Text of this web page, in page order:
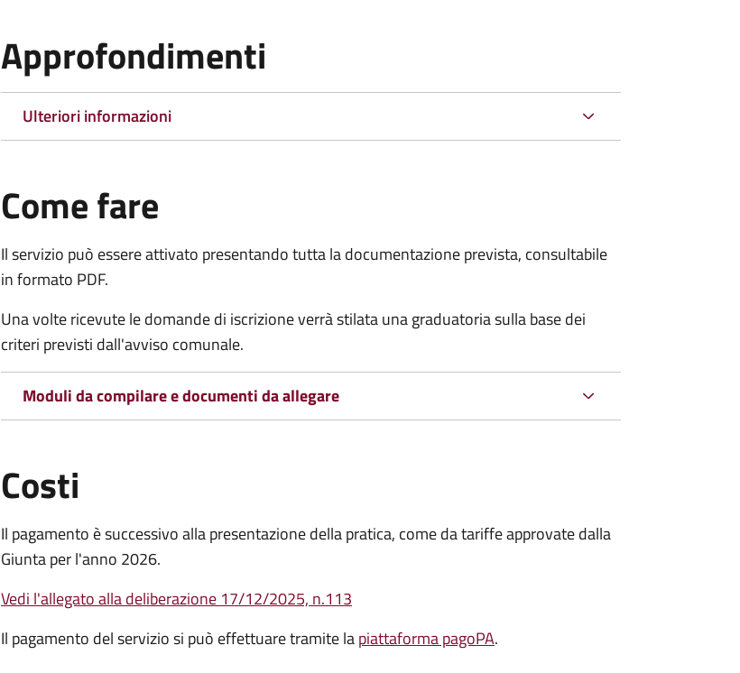
Approfondimenti
Ulteriori informazioni
Come fare
Il servizio può essere attivato presentando tutta la documentazione prevista, consultabile
in formato PDF.
Una volte ricevute le domande di iscrizione verrà stilata una graduatoria sulla base dei
criteri previsti dall'avviso comunale.
Moduli da compilare e documenti da allegare
Costi
Il pagamento è successivo alla presentazione della pratica, come da tariffe approvate dalla
Giunta per l'anno 2026.
Vedi l'allegato alla deliberazione 17/12/2025, n.113
Il pagamento del servizio si può effettuare tramite lapiattaforma pagoPA.